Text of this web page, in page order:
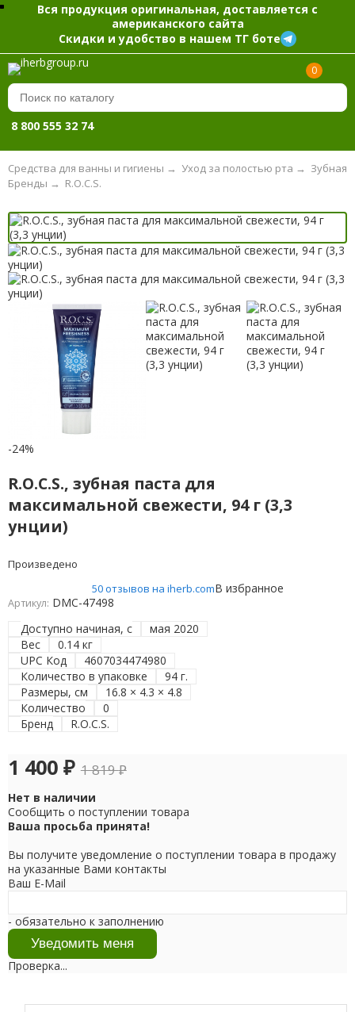
Вся продукция оригинальная, доставляется с
американского сайта
Скидки и удобство в нашем ТГ боте
0
8 800 555 32 74
Средства для ванны и гигиены → Уход за полостью рта → Зубная
R.O.C.S.
Бренды →
-24%
R.O.C.S., зубная паста для
максимальной свежести, 94 г (3,3
унции)
Произведено
50 отзывов на iherb.comВ избранное
Артикул: DMC-47498
Доступно начиная, с
мая 2020
Вес
0.14 кг
UPC Код
4607034474980
Количество в упаковке
94 г.
Размеры, см
16.8 × 4.3 × 4.8
Количество
0
Бренд
R.O.C.S.
1 400 ₽ 1 819₽
Нет в наличии
Сообщить о поступлении товара
Ваша просьба принята!
Вы получите уведомление о поступлении товара в продажу
на указанные Вами контакты
Ваш E-Mail
- обязательно к заполнению
Проверка...